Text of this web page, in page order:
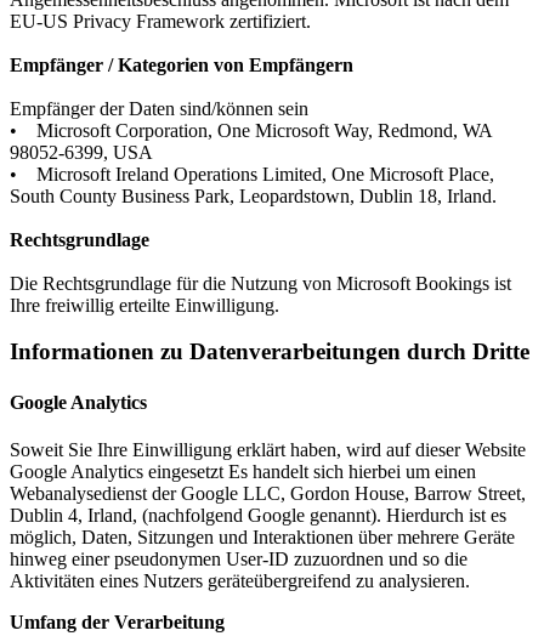
EU-US Privacy Framework zertifiziert.
Empfänger / Kategorien von Empfängern
Empfänger der Daten sind/können sein
• Microsoft Corporation, One Microsoft Way, Redmond, WA
98052-6399, USA
• Microsoft Ireland Operations Limited, One Microsoft Place,
South County Business Park, Leopardstown, Dublin 18, Irland.
Rechtsgrundlage
Die Rechtsgrundlage für die Nutzung von Microsoft Bookings ist
Ihre freiwillig erteilte Einwilligung.
Informationen zu Datenverarbeitungen durch Dritte
Google Analytics
Soweit Sie Ihre Einwilligung erklärt haben, wird auf dieser Website
Google Analytics eingesetzt Es handelt sich hierbei um einen
Webanalysedienst der Google LLC, Gordon House, Barrow Street,
Dublin 4, Irland, (nachfolgend Google genannt). Hierdurch ist es
möglich, Daten, Sitzungen und Interaktionen über mehrere Geräte
hinweg einer pseudonymen User-ID zuzuordnen und so die
Aktivitäten eines Nutzers geräteübergreifend zu analysieren.
Umfang der Verarbeitung